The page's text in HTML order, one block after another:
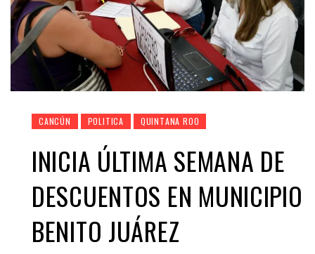
CANCÚN POLITICA QUINTANA ROO
INICIA ÚLTIMA SEMANA DE
DESCUENTOS EN MUNICIPIO
BENITO JUÁREZ